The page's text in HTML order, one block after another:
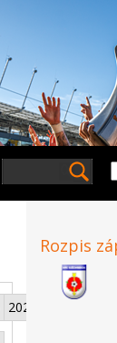
2026
Rozpis